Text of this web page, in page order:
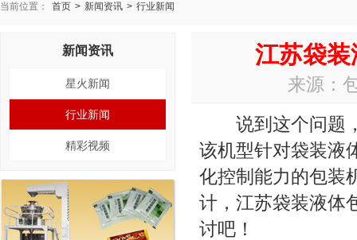
当前位置： 首页 > 新闻资讯 > 行业新闻
新闻资讯
星火新闻
行业新闻
精彩视频
江苏袋
来源：
说到这个问题
该机型针对袋装液
化控制能力的包装
计，江苏袋装液体
讨吧！